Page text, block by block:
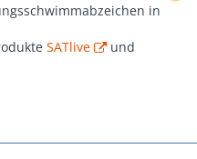
in
SATlive
und